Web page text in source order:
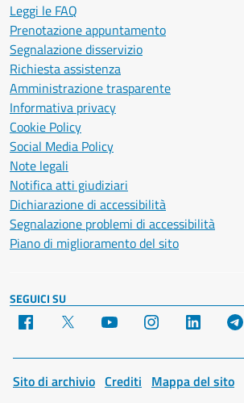
Leggi le FAQ
Prenotazione appuntamento
Segnalazione disservizio
Richiesta assistenza
Amministrazione trasparente
Informativa privacy
Cookie Policy
Social Media Policy
Note legali
Notifica atti giudiziari
Dichiarazione di accessibilità
Segnalazione problemi di accessibilità
Piano di miglioramento del sito
SEGUICI SU
Facebook YouTube Instagram LinkedIn
Sito di archivio Crediti Mappa del sito